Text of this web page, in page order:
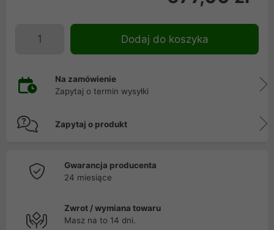
Dodaj do koszyka
Na zamówienie
Zapytaj o termin wysyłki
Zapytaj o produkt
Gwarancja producenta
24 miesiące
Zwrot / wymiana towaru
Masz na to 14 dni.